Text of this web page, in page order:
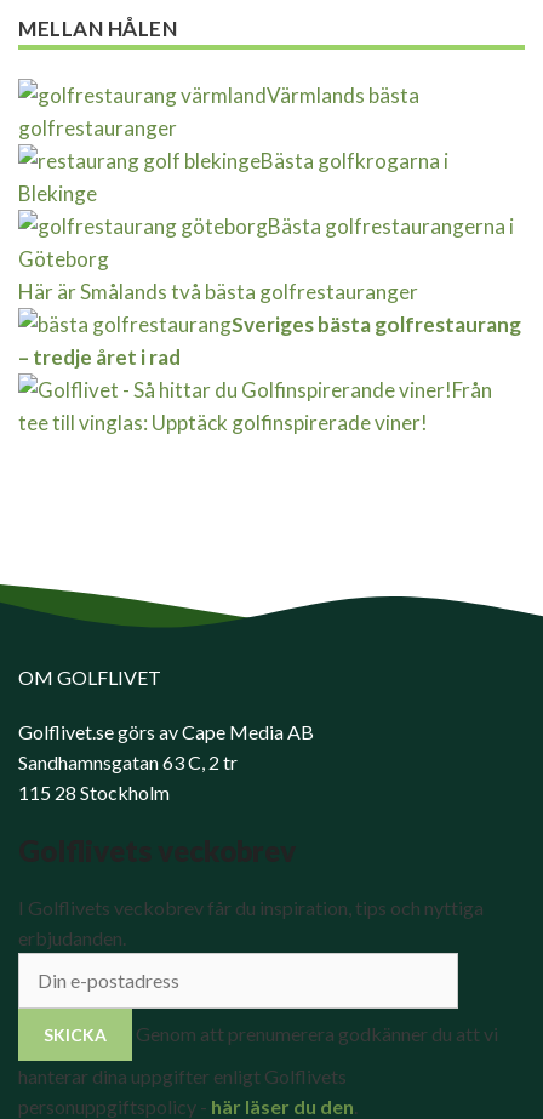
MELLAN HÅLEN
Värmlands bästa
golfrestauranger
Bästa golfkrogarna i
Blekinge
Bästa golfrestaurangerna i
Göteborg
Här är Smålands två bästa golfrestauranger
Sveriges bästa golfrestaurang
– tredje året i rad
Från
tee till vinglas: Upptäck golfinspirerade viner!
OM GOLFLIVET
Golflivet.se görs av Cape Media AB
Sandhamnsgatan 63 C, 2 tr
115 28 Stockholm
I Golflivets veckobrev får du inspiration, tips och nyttiga
erbjudanden.
Genom att prenumerera godkänner du att vi
hanterar dina uppgifter enligt Golflivets
personuppgiftspolicy - här läser du den.